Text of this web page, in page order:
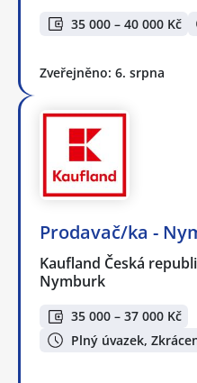
35 000 – 40 000 Kč
Zveřejněno: 6. srpna
Prodavač/ka -
Kaufland Česká
Nymburk
35 000 – 37 000 Kč
Plný úvazek,